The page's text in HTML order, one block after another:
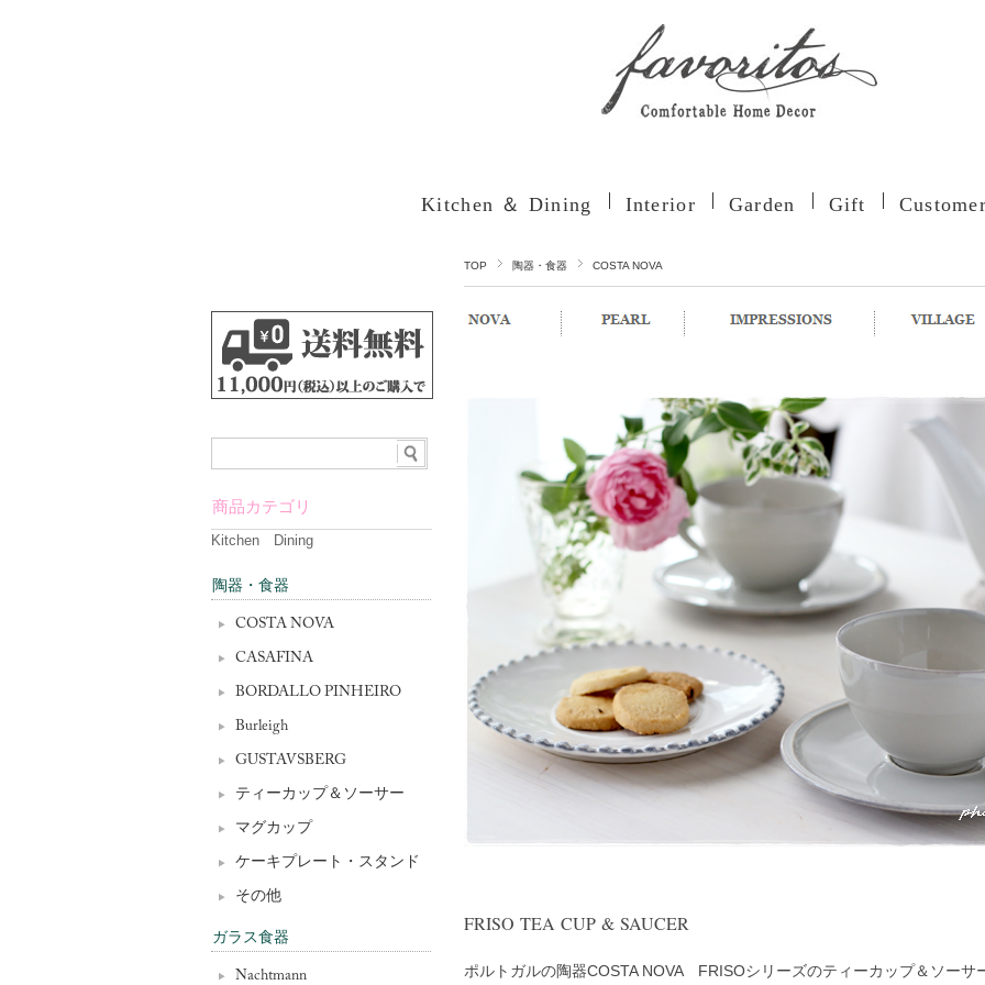
Kitchen ＆ Dining Interior Garden Gift
TOP 陶器・食器 COSTA NOVA
FRISO TEA CUP & SAUCER
ポルトガルの陶器COSTA NOVA FRISOシリーズのティーカップ＆ソーサ
商品カテゴリ
Kitchen Dining
陶器・食器
COSTA NOVA
CASAFINA
BORDALLO PINHEIRO
Burleigh
GUSTAVSBERG
ティーカップ＆ソーサー
マグカップ
ケーキプレート・スタンド
その他
ガラス食器
Nachtmann